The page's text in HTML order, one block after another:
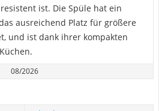
ist. Die Spüle hat ein
ausreichend Platz für größere
und ist dank ihrer kompakten
08/2026